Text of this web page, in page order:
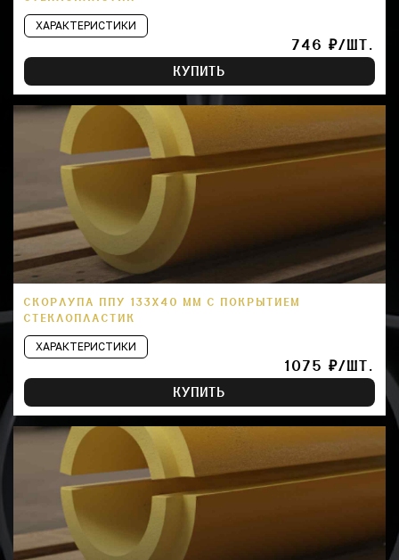
ХАРАКТЕРИСТИКИ
746 ₽/ШТ.
КУПИТЬ
СКОРЛУПА ППУ 133Х40 ММ С ПОКРЫТИЕМ
СТЕКЛОПЛАСТИК
ХАРАКТЕРИСТИКИ
1075 ₽/ШТ.
КУПИТЬ